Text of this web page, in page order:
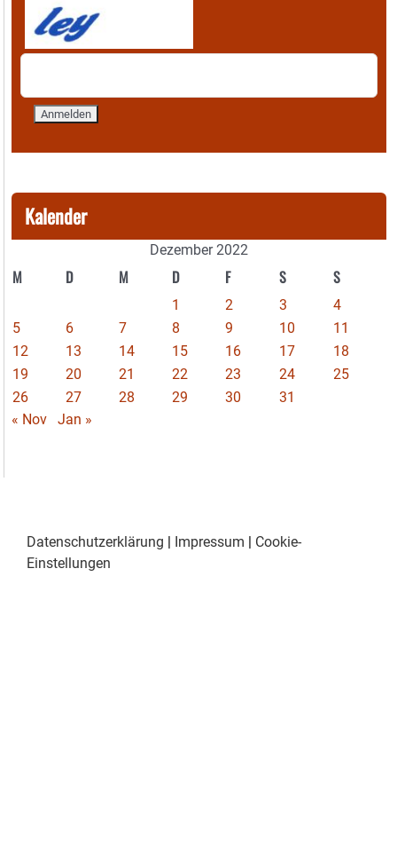
Kalender
Dezember 2022
M D M D F S S
1 2 3
4
5
6 7 8 9 10
11
12
13 14 15 16 17
18
19
20 21 22 23 24
25
26
27 28 29 30
31
« Nov
Jan »
Datenschutzerklärung | Impressum | Cookie-
Einstellungen